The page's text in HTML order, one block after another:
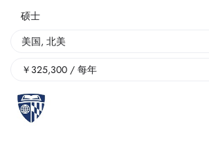
硕士
美国, 北美
￥ 325,300 / 每年